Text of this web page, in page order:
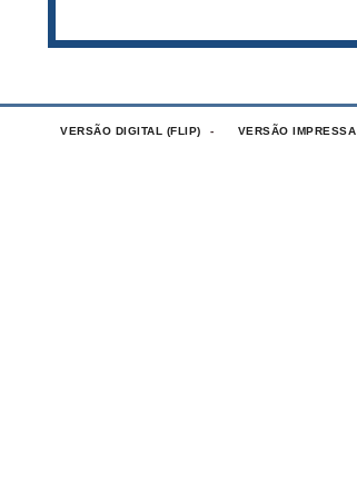
VERSÃO DIGITAL (FLIP) VERSÃO IMPRESSA